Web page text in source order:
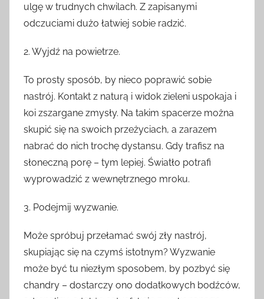
ulgę w trudnych chwilach. Z zapisanymi
odczuciami dużo łatwiej sobie radzić.
2. Wyjdź na powietrze.
To prosty sposób, by nieco poprawić sobie
nastrój. Kontakt z naturą i widok zieleni uspokaja i
koi zszargane zmysły. Na takim spacerze można
skupić się na swoich przeżyciach, a zarazem
nabrać do nich trochę dystansu. Gdy trafisz na
słoneczną porę – tym lepiej. Światło potrafi
wyprowadzić z wewnętrznego mroku.
3. Podejmij wyzwanie.
Może spróbuj przełamać swój zły nastrój,
skupiając się na czymś istotnym? Wyzwanie
może być tu niezłym sposobem, by pozbyć się
chandry – dostarczy ono dodatkowych bodźców,